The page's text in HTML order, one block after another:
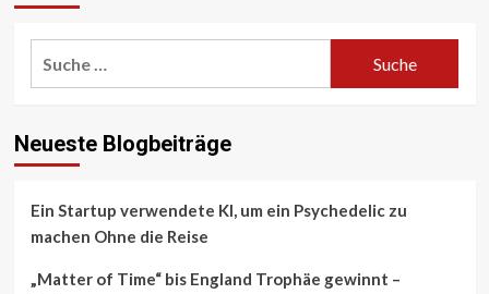
Neueste Blogbeiträge
Ein Startup verwendete KI, um ein Psychedelic zu
machen Ohne die Reise
„Matter of Time“ bis England Trophäe gewinnt –